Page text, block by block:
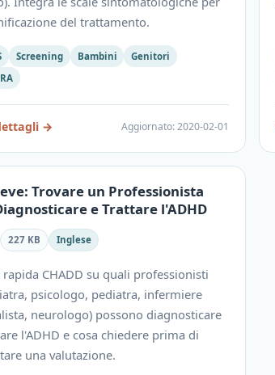
del trattamento.
Screening Bambini
Genitori
→ Aggiornato:2020-02-01
Trovare un Professionista
e Trattare l'ADHD
227 KB Inglese
rapida CHADD su quali professionisti
psicologo, pediatra, infermiere
neurologo) possono diagnosticare
l'ADHD e cosa chiedere prima di
una valutazione.